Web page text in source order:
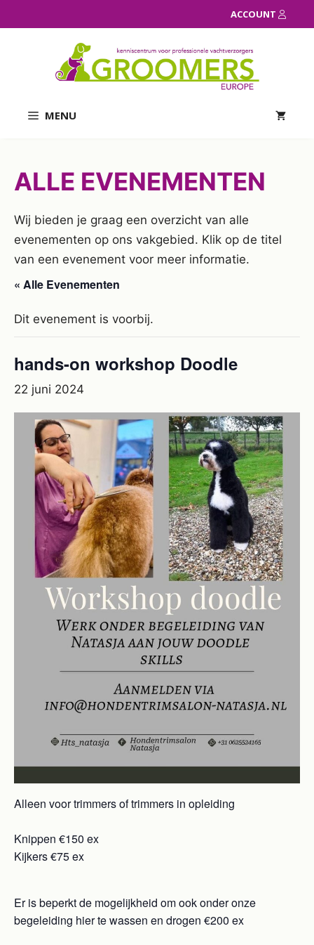
naar
ACCOUNT
MENU
ALLE EVENEMENTEN
Wij bieden je graag een overzicht van alle
evenementen op ons vakgebied. Klik op de titel
van een evenement voor meer informatie.
« Alle Evenementen
Dit evenement is voorbij.
hands-on workshop Doodle
22 juni 2024
Alleen voor trimmers of trimmers in opleiding
Knippen €150 ex
Kijkers €75 ex
Er is beperkt de mogelijkheid om ook onder onze
begeleiding hier te wassen en drogen €200 ex